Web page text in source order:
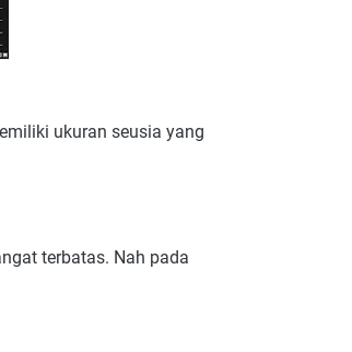
ukuran seusia yang
terbatas. Nah pada